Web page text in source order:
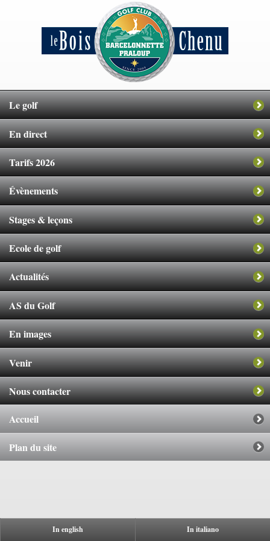
Le golf
En direct
Tarifs 2026
Évènements
Stages & leçons
Ecole de golf
Actualités
AS du Golf
En images
Venir
Nous contacter
Accueil
Plan du site
In english In italiano